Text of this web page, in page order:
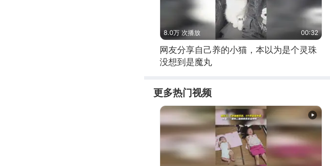
8.0万 次播放 00:32
网友分享自己养的小猫，本以为是个灵珠
没想到是魔丸
更多热门视频